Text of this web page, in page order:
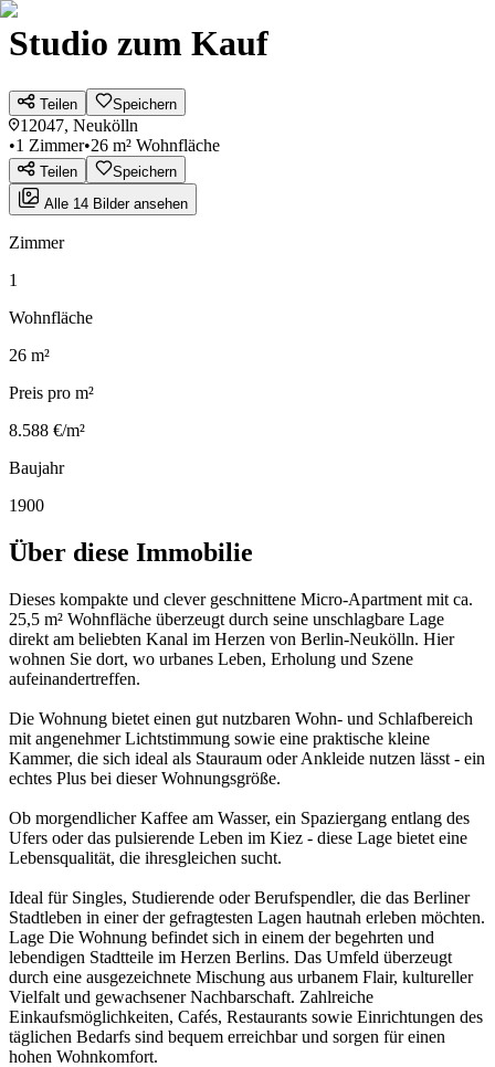
Studio zum Kauf
Teilen Speichern
12047, Neukölln
•1 Zimmer•26 m² Wohnfläche
Teilen
Speichern
Alle 14 Bilder ansehen
Zimmer
1
Wohnfläche
26 m²
Preis pro m²
8.588 €/m²
Baujahr
1900
Über diese Immobilie
Dieses kompakte und clever geschnittene Micro-Apartment mit ca.
25,5 m² Wohnfläche überzeugt durch seine unschlagbare Lage
direkt am beliebten Kanal im Herzen von Berlin-Neukölln. Hier
wohnen Sie dort, wo urbanes Leben, Erholung und Szene
aufeinandertreffen.
Die Wohnung bietet einen gut nutzbaren Wohn- und Schlafbereich
mit angenehmer Lichtstimmung sowie eine praktische kleine
Kammer, die sich ideal als Stauraum oder Ankleide nutzen lässt - ein
echtes Plus bei dieser Wohnungsgröße.
Ob morgendlicher Kaffee am Wasser, ein Spaziergang entlang des
Ufers oder das pulsierende Leben im Kiez - diese Lage bietet eine
Lebensqualität, die ihresgleichen sucht.
Ideal für Singles, Studierende oder Berufspendler, die das Berliner
Stadtleben in einer der gefragtesten Lagen hautnah erleben möchten.
Lage Die Wohnung befindet sich in einem der begehrten und
lebendigen Stadtteile im Herzen Berlins. Das Umfeld überzeugt
durch eine ausgezeichnete Mischung aus urbanem Flair, kultureller
Vielfalt und gewachsener Nachbarschaft. Zahlreiche
Einkaufsmöglichkeiten, Cafés, Restaurants sowie Einrichtungen des
täglichen Bedarfs sind bequem erreichbar und sorgen für einen
hohen Wohnkomfort.